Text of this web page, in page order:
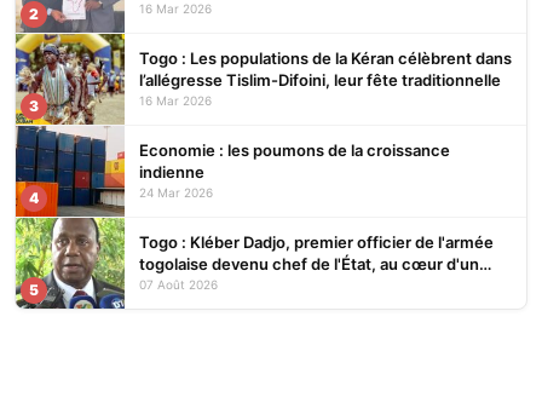
2 16 Mar 2026
3
Togo : Les populations de la Kéran célèbrent dans
l’allégresse Tislim-Difoini, leur fête traditionnelle
16 Mar 2026
4
Economie : les poumons de la croissance
indienne
24 Mar 2026
5
Togo : Kléber Dadjo, premier officier de l'armée
togolaise devenu chef de l'État, au cœur d'un
ouvrage
07 Août 2026